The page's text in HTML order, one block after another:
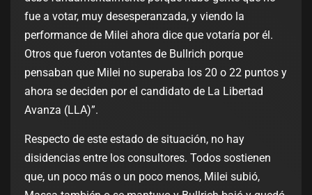
fue a votar, muy desesperanzada, y viendo la
performance de Milei ahora dice que votaría por él.
Otros que fueron votantes de Bullrich porque
pensaban que Milei no superaba los 20 o 22 puntos y
ahora se deciden por el candidato de La Libertad
Avanza (LLA)”.
Respecto de este estado de situación, no hay
disidencias entre los consultores. Todos sostienen
que, un poco más o un poco menos, Milei subió,